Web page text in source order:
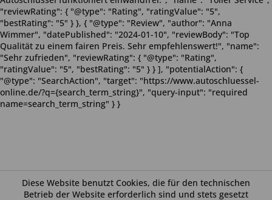
Diese Website benutzt Cookies, die für den technischen
Betrieb der Website erforderlich sind und stets gesetzt
"reviewRating": { "@type": "Rating", "ratingValue": "5",
"bestRating": "5" } }, { "@type": "Review", "author": "Anna
Wimmer", "datePublished": "2024-01-10", "reviewBody": "Top
Qualität zu einem fairen Preis. Sehr empfehlenswert!", "name":
"Sehr zufrieden", "reviewRating": { "@type": "Rating",
"ratingValue": "5", "bestRating": "5" } } ], "potentialAction": {
"@type": "SearchAction", "target": "https://www.autoschluessel-
online.de/?q={search_term_string}", "query-input": "required
name=search_term_string" } }